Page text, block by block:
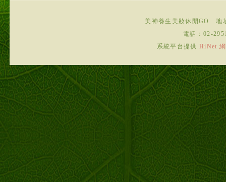
美神養生美妝休閒GO
地
電話： 02-
系統平台提供HiNet